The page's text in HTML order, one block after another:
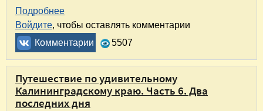
Подробнее
Войдите, чтобы оставлять комментарии
Комментарии
5507
Путешествие по удивительному
Калининградскому краю. Часть 6. Два
последних дня